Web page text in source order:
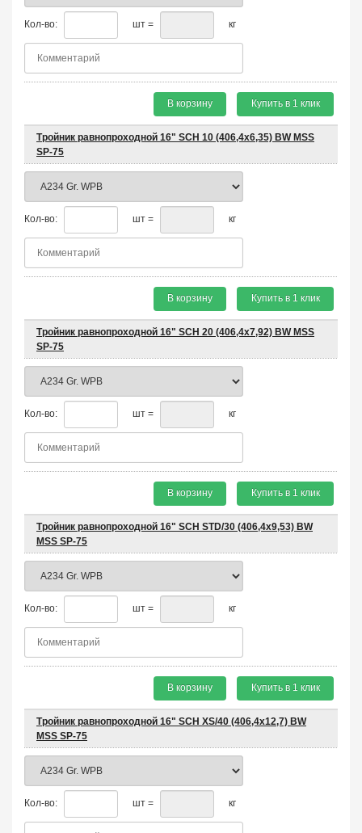
Кол-во: шт = кг
В корзину Купить в 1 клик
Тройник равнопроходной 16" SCH 10 (406,4х6,35) BW MSS
SP-75
Кол-во: шт = кг
В корзину Купить в 1 клик
Тройник равнопроходной 16" SCH 20 (406,4х7,92) BW MSS
SP-75
Кол-во: шт = кг
В корзину Купить в 1 клик
Тройник равнопроходной 16" SCH STD/30 (406,4х9,53) BW
MSS SP-75
Кол-во: шт = кг
В корзину Купить в 1 клик
Тройник равнопроходной 16" SCH XS/40 (406,4х12,7) BW
MSS SP-75
Кол-во: шт = кг